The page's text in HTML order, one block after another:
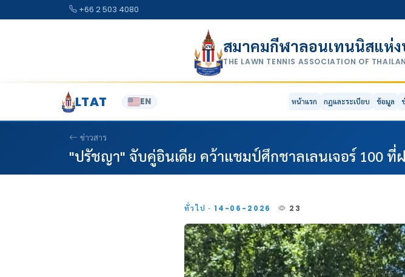
+66 2 503 4080
สมาคมกีฬาลอนเทนนิสแห่
THE LAWN TENNIS ASSOCIATION OF
LTAT EN หน้าแรก กฎและระเบียบ ข้อมูล
ข่าวสาร
"ปรัชญา" จับคู่อินเดีย คว้าแชมป์ศึกชาลเลนเจอร์ 100 ที่ฝ
ทั่วไป · 14-06-2026 23